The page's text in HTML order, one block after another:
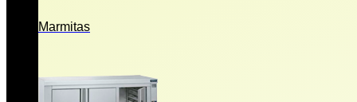
Marmitas